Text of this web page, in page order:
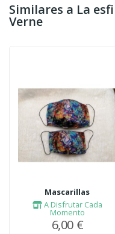
Similares a La
Verne
Mascarillas
A Disfrutar Cada
Momento
6,00 €